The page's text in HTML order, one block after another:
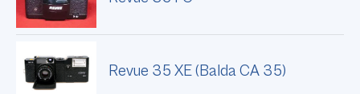
Revue 35 XE (Balda CA 35)